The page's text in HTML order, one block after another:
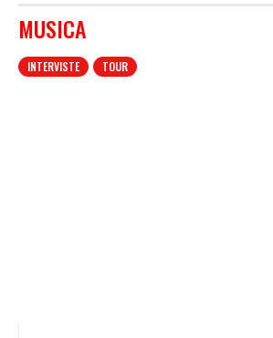
MUSICA
INTERVISTE TOUR